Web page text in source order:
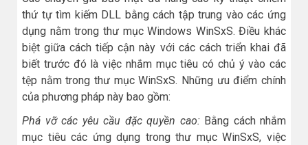
thứ tự tìm kiếm DLL bằng cách tập trung vào các ứng
dụng nằm trong thư mục Windows WinSxS. Điều khác
biệt giữa cách tiếp cận này với các cách triển khai đã
biết trước đó là việc nhắm mục tiêu có chủ ý vào các
tệp nằm trong thư mục WinSxS. Những ưu điểm chính
của phương pháp này bao gồm:
Phá vỡ các yêu cầu đặc quyền cao: Bằng cách nhắm
mục tiêu các ứng dụng trong thư mục WinSxS, việc